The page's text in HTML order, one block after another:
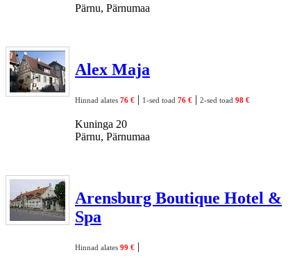
Pärnu, Pärnumaa
Alex Maja
Hinnad alates 76 € | 1-sed toad 76 € | 2-sed toad 98 €
Kuninga 20
Pärnu, Pärnumaa
Arensburg Boutique Hotel &
Spa
Hinnad alates 99 € |